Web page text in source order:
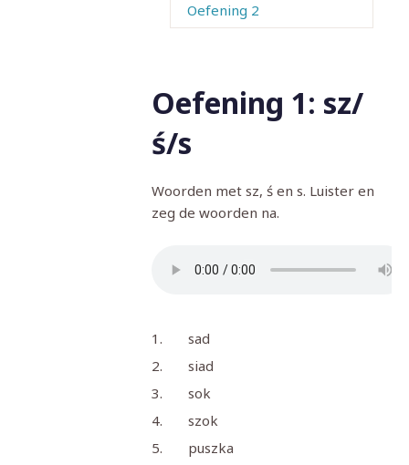
Oefening 2
Oefening 1: sz/
ś/s
Woorden met sz, ś en s. Luister en
zeg de woorden na.
sad
siad
sok
szok
puszka